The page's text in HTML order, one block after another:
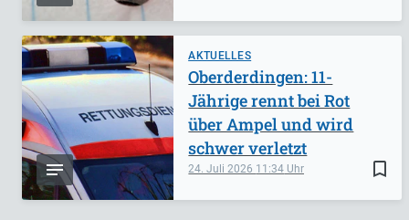
AKTUELLES
bookmark_border
24. Juli 2026 11:34
Oberderdingen: 11-
Jährige rennt bei Rot
über Ampel und wird
schwer verletzt